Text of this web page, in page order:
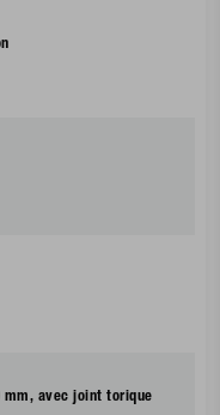
mm, avec joint torique